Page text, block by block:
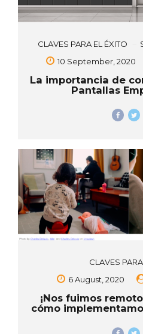
CLAVES PARA EL ÉXITO
10 September, 2020
La importancia de
Pantallas
CLAVES
6 August, 2020
¡Nos fuimos
cómo